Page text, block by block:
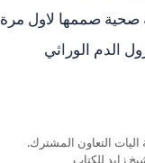
صحية صممها لاول مرة
الدم الوراثي
التعاون المشترك.
زايد للكتاب